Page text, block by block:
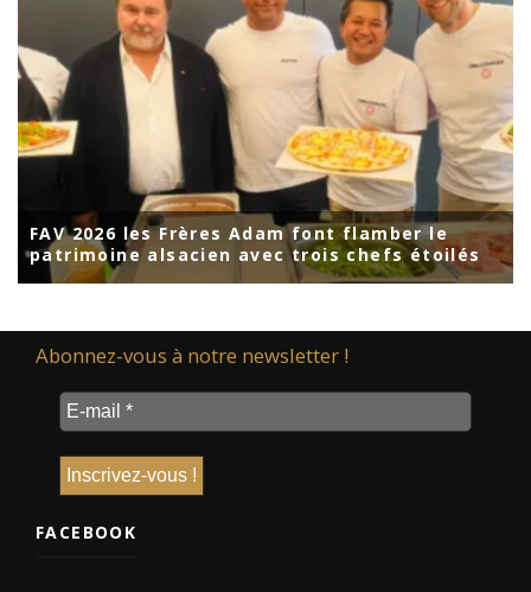
Loïs Bee, Benjamin Andreux, Gilles Leininger,
Nicolas Multon, Grégory Piraux ont signé un
menu pour les Les Bouffons de la Cuisine
Abonnez-vous à notre newsletter !
FACEBOOK